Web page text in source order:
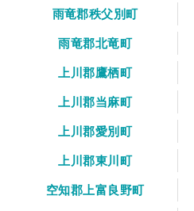
雨竜郡秩父別町
雨竜郡北竜町
上川郡鷹栖町
上川郡当麻町
上川郡愛別町
上川郡東川町
空知郡上富良野町